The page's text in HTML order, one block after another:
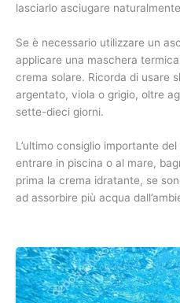
lasciarlo asciugare
Se è necessario utilizzare un
applicare una maschera
crema solare. Ricorda di usare
argentato, viola o grigio, oltre
sette-dieci giorni.
L’ultimo consiglio importante
entrare in piscina o al mare,
prima la crema idratante, se
ad assorbire più acqua